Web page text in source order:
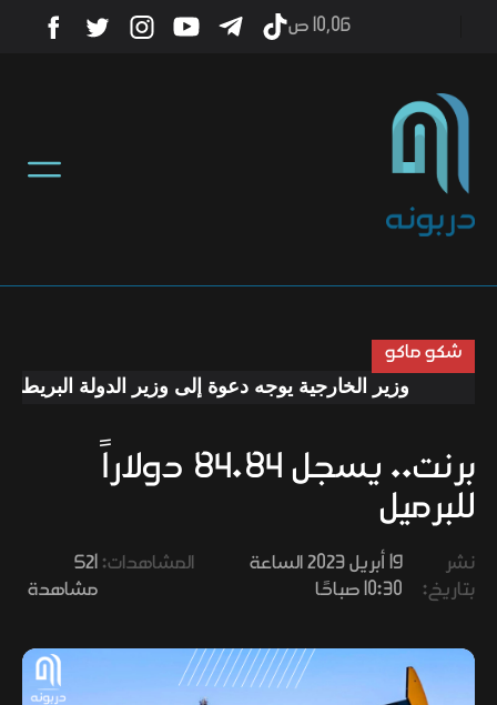
أخبار
رياضة
صحة
ثقافة
وفنون
10٫06 ص
شكو ماكو
وزير الخارجية يوجه دعوة إلى وزير الدولة البريطاني
برنت.. يسجل 84.84 دولاراً
للبرميل
نشر
بتاريخ:
19 أبريل 2023 الساعة
10:30 صباحًا
المشاهدات:521
مشاهدة